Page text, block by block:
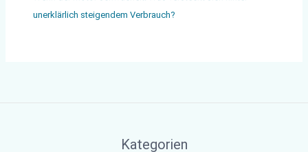
unerklärlich steigendem Verbrauch?
Kategorien